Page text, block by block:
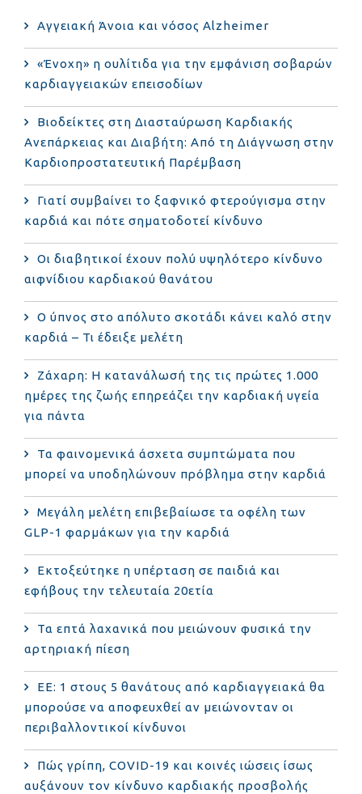
Αγγειακή Άνοια και νόσος Alzheimer
«Ένοχη» η ουλίτιδα για την εμφάνιση σοβαρών
καρδιαγγειακών επεισοδίων
Βιοδείκτες στη Διασταύρωση Καρδιακής
Ανεπάρκειας και Διαβήτη: Από τη Διάγνωση στην
Καρδιοπροστατευτική Παρέμβαση
Γιατί συμβαίνει το ξαφνικό φτερούγισμα στην
καρδιά και πότε σηματοδοτεί κίνδυνο
Οι διαβητικοί έχουν πολύ υψηλότερο κίνδυνο
αιφνίδιου καρδιακού θανάτου
Ο ύπνος στο απόλυτο σκοτάδι κάνει καλό στην
καρδιά – Τι έδειξε μελέτη
Ζάχαρη: Η κατανάλωσή της τις πρώτες 1.000
ημέρες της ζωής επηρεάζει την καρδιακή υγεία
για πάντα
Τα φαινομενικά άσχετα συμπτώματα που
μπορεί να υποδηλώνουν πρόβλημα στην καρδιά
Μεγάλη μελέτη επιβεβαίωσε τα οφέλη των
GLP-1 φαρμάκων για την καρδιά
Εκτοξεύτηκε η υπέρταση σε παιδιά και
εφήβους την τελευταία 20ετία
Τα επτά λαχανικά που μειώνουν φυσικά την
αρτηριακή πίεση
ΕΕ: 1 στους 5 θανάτους από καρδιαγγειακά θα
μπορούσε να αποφευχθεί αν μειώνονταν οι
περιβαλλοντικοί κίνδυνοι
Πώς γρίπη, COVID-19 και κοινές ιώσεις ίσως
αυξάνουν τον κίνδυνο καρδιακής προσβολής